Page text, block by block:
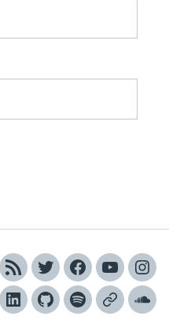
RSS TwitterFacebook
YouTube
LinkedInGitHubSpotifyApple